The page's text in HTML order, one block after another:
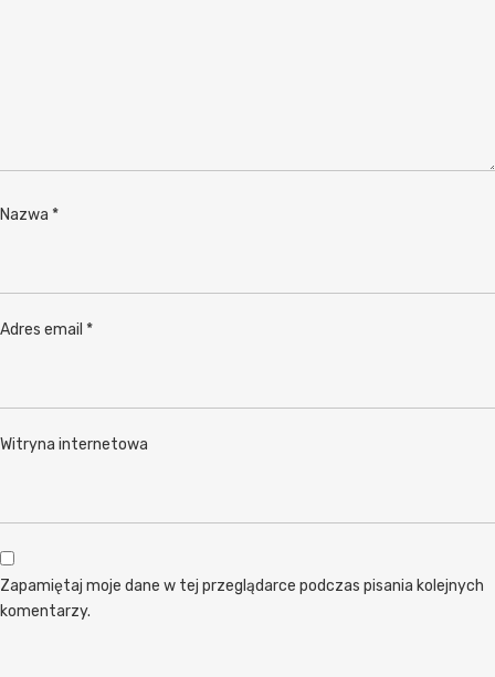
Nazwa *
Adres email *
Witryna internetowa
Zapamiętaj moje dane w tej przeglądarce podczas pisania kolejnych
komentarzy.